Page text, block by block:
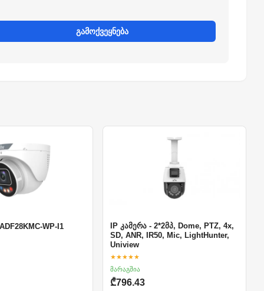
გამოქვეყნება
WP-I1
IP კამერა - 2*2მპ, Dome, PTZ, 4x,
SD, ANR, IR50, Mic, LightHunter,
Uniview
★★★★★
მარაგშია
₾796.43